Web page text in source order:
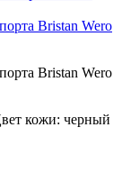
Bristan Wero
Bristan Wero
кожи: черный